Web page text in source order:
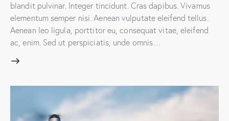
blandit pulvinar. Integer tincidunt. Cras dapibus. Vivamus
elementum semper nisi. Aenean vulputate eleifend tellus.
Aenean leo ligula, porttitor eu, consequat vitae, eleifend
ac, enim. Sed ut perspiciatis, unde omnis…